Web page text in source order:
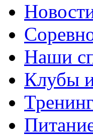
Наши
Клубы
Тренинг